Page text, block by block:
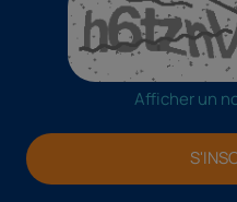
Afficher un